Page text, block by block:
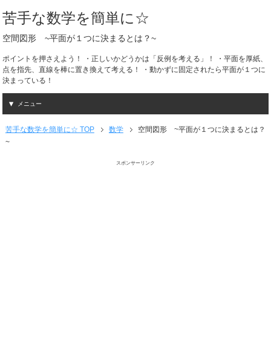
苦手な数学を簡単に☆
空間図形 ~平面が１つに決まるとは？~
ポイントを押さえよう！ ・正しいかどうかは「反例を考える」！ ・平面を厚紙、
点を指先、直線を棒に置き換えて考える！ ・動かずに固定されたら平面が１つに
決まっている！
メニュー
苦手な数学を簡単に☆ TOP 数学
空間図形 ~平面が１つに決まるとは？
~
スポンサーリンク